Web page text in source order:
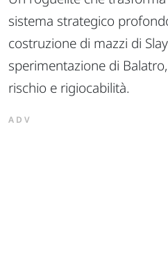
sistema strategico
costruzione di mazzi di
sperimentazione di
rischio e rigiocabilità.
ADV